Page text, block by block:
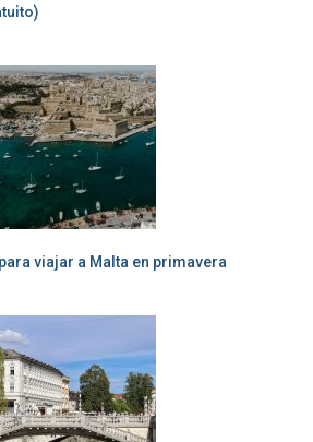
viajar a Malta en primavera